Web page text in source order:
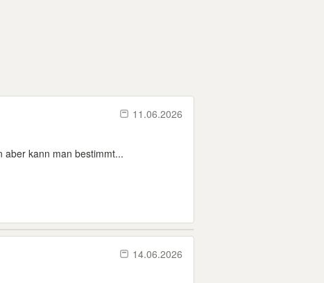
11.06.2026
aber kann man bestimmt...
14.06.2026